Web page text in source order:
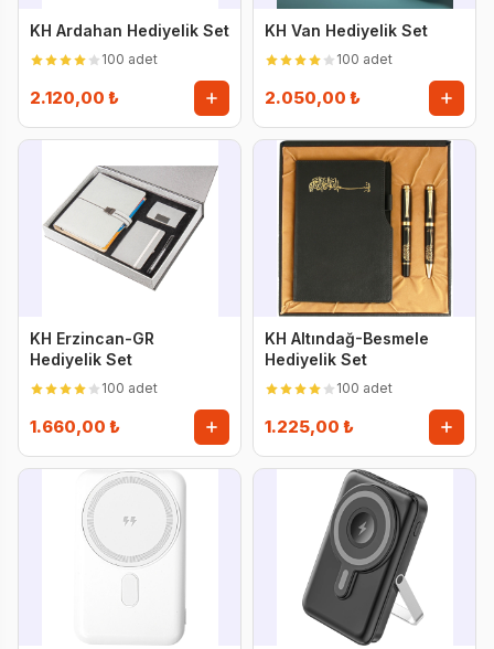
KH Ardahan Hediyelik Set
100 adet
2.120,00 ₺
KH Van Hediyelik Set
100 adet
2.050,00 ₺
KH Erzincan-GR
Hediyelik Set
100 adet
1.660,00 ₺
KH Altındağ-Besmele
Hediyelik Set
100 adet
1.225,00 ₺